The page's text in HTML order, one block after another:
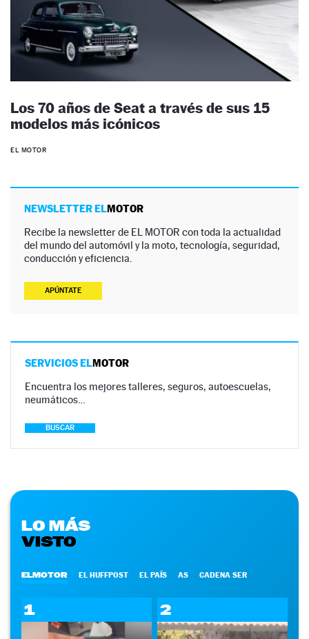
Los 70 años de Seat a través de sus 15
modelos más icónicos
EL MOTOR
NEWSLETTER ELMOTOR
Recibe la newsletter de EL MOTOR con toda la actualidad
del mundo del automóvil y la moto, tecnología, seguridad,
conducción y eficiencia.
APÚNTATE
SERVICIOS ELMOTOR
Encuentra los mejores talleres, seguros, autoescuelas,
neumáticos…
BUSCAR
LO MÁS
VISTO
ELMOTOR EL HUFFPOST EL PAÍS AS CADENA SER
1 2